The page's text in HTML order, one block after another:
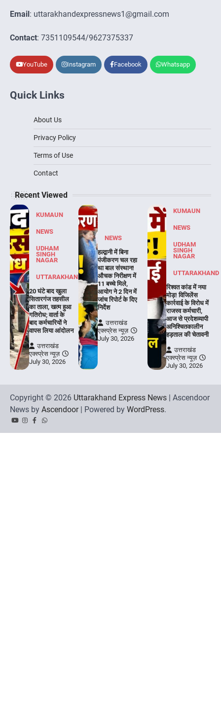
Email : uttarakhandexpressnews1@gmail.com
Contact: 7351109544/9627375337
YouTube Instagram Facebook Whatsapp
Quick Links
About Us
Privacy Policy
Terms of Use
Contact
Recent Viewed
KUMAUN
NEWS
UDHAM
SINGH
NAGAR
UTTARAKHAND
20 घंटे बाद खुला
सितारगंज तहसील
का ताला, खत्म हुआ
गतिरोध; वार्ता के
बाद कर्मचारियों ने
वापस लिया आंदोलन
उत्तराखंड
एक्स्प्रेस न्यूज़
July 30, 2026
NEWS
हल्द्वानी में बिना
पंजीकरण चल रहा
था बाल संस्थान!
औचक निरीक्षण में
11 बच्चे मिले,
आयोग ने 2 दिन में
जांच रिपोर्ट के दिए
निर्देश
उत्तराखंड
एक्स्प्रेस न्यूज़
July 30, 2026
KUMAUN
NEWS
UDHAM
SINGH
NAGAR
UTTARAKHAND
रिश्वत कांड में नया
मोड़! विजिलेंस
कार्रवाई के विरोध में
राजस्व कर्मचारी,
आज से प्रदेशव्यापी
अनिश्चितकालीन
हड़ताल की चेतावनी
उत्तराखंड
एक्स्प्रेस न्यूज़
July 30, 2026
Copyright © 2026 Uttarakhand Express News | Ascendoor
News by Ascendoor| Powered by WordPress.
YouTubeInstagram
Facebook
Whatsapp